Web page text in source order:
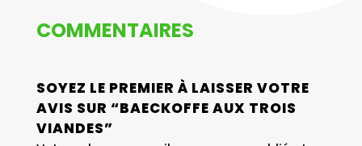
COMMENTAIRES
SOYEZ LE PREMIER À LAISSER VOTRE
AVIS SUR “BAECKOFFE AUX TROIS
VIANDES”